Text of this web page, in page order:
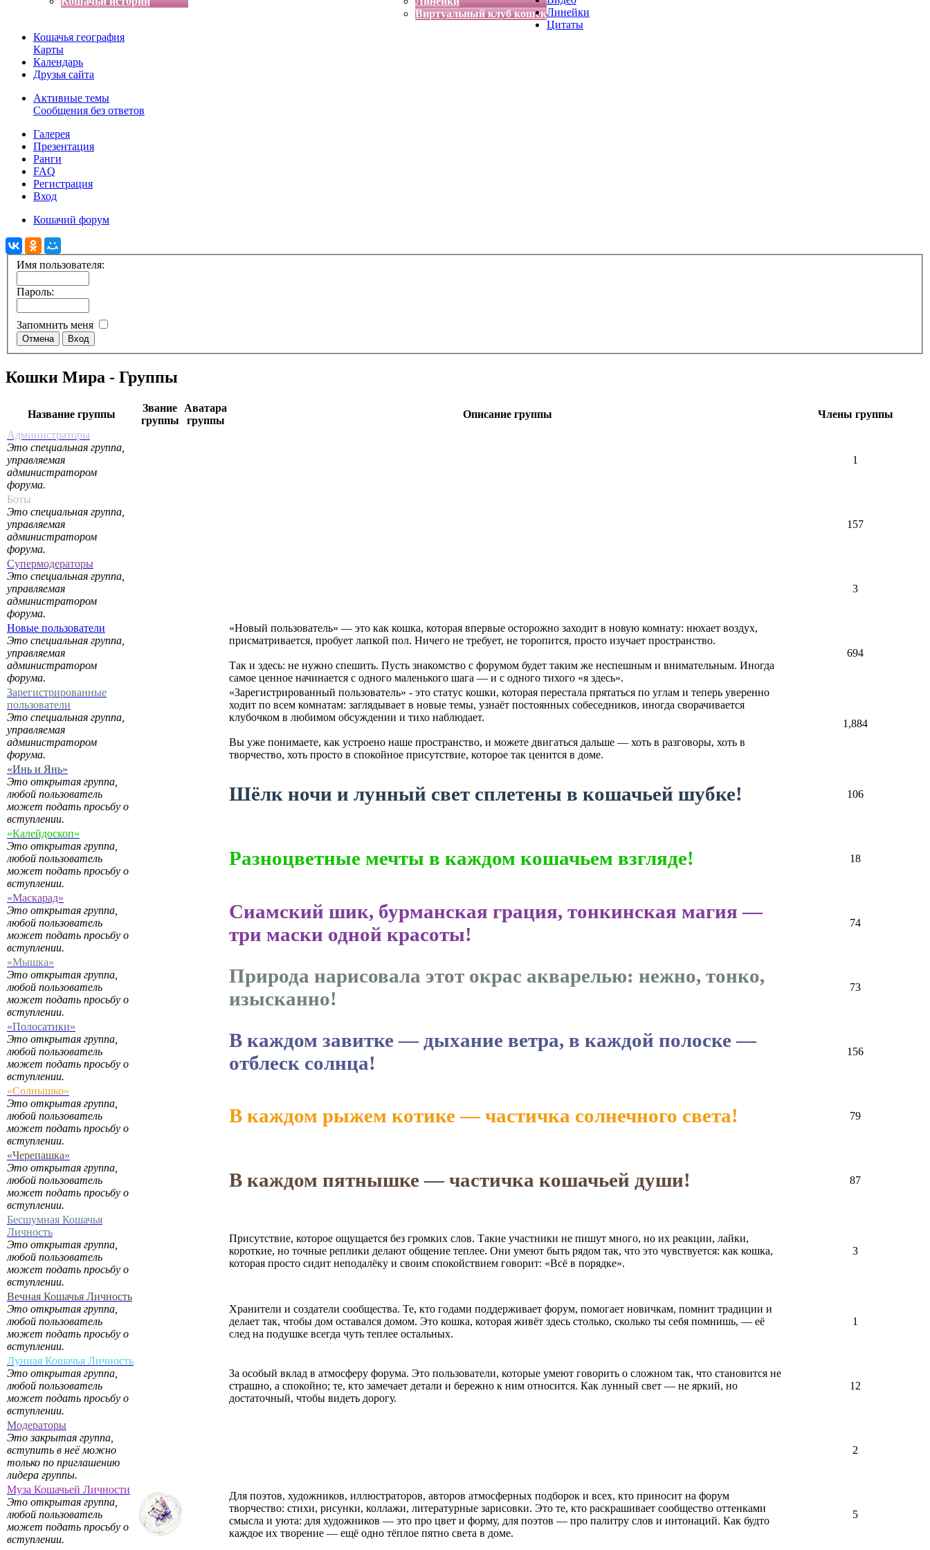
Виртуальный клуб кошекЛинейки
Цитаты
Кошачья география
Карты
Календарь
Друзья сайта
Активные темы
Сообщения без ответов
Галерея
Презентация
Ранги
FAQ
Регистрация
Вход
Кошачий форум
Имя пользователя:
Пароль:
Запомнить меня
Кошки Мира - Группы
Название группы
Звание
группы
Аватара
группы
Описание группы
Члены группы
Администраторы
Это специальная группа,
управляемая
администратором
форума.
1
Боты
Это специальная группа,
управляемая
администратором
форума.
157
Супермодераторы
Это специальная группа,
управляемая
администратором
форума.
3
Новые пользователи
Это специальная группа,
управляемая
администратором
форума.
«Новый пользователь» — это как кошка, которая впервые осторожно заходит в новую комнату: нюхает воздух,
присматривается, пробует лапкой пол. Ничего не требует, не торопится, просто изучает пространство.
Так и здесь: не нужно спешить. Пусть знакомство с форумом будет таким же неспешным и внимательным. Иногда
самое ценное начинается с одного маленького шага — и с одного тихого «я здесь».
694
Зарегистрированные
пользователи
Это специальная группа,
управляемая
администратором
форума.
«Зарегистрированный пользователь» - это статус кошки, которая перестала прятаться по углам и теперь уверенно
ходит по всем комнатам: заглядывает в новые темы, узнаёт постоянных собеседников, иногда сворачивается
клубочком в любимом обсуждении и тихо наблюдает.
Вы уже понимаете, как устроено наше пространство, и можете двигаться дальше — хоть в разговоры, хоть в
творчество, хоть просто в спокойное присутствие, которое так ценится в доме.
1,884
«Инь и Янь»
Это открытая группа,
любой пользователь
может подать просьбу о
вступлении.
Шёлк ночи и лунный свет сплетены в кошачьей шубке! 106
«Калейдоскоп»
Это открытая группа,
любой пользователь
может подать просьбу о
вступлении.
Разноцветные мечты в каждом кошачьем взгляде! 18
«Маскарад»
Это открытая группа,
любой пользователь
может подать просьбу о
вступлении.
Сиамский шик, бурманская грация, тонкинская магия —
три маски одной красоты!
74
«Мышка»
Это открытая группа,
любой пользователь
может подать просьбу о
вступлении.
Природа нарисовала этот окрас акварелью: нежно, тонко,
изысканно!
73
«Полосатики»
Это открытая группа,
любой пользователь
может подать просьбу о
вступлении.
В каждом завитке — дыхание ветра, в каждой полоске —
отблеск солнца!
156
«Солнышко»
Это открытая группа,
любой пользователь
может подать просьбу о
вступлении.
В каждом рыжем котике — частичка солнечного света! 79
«Черепашка»
Это открытая группа,
любой пользователь
может подать просьбу о
вступлении.
В каждом пятнышке — частичка кошачьей души! 87
Бесшумная Кошачья
Личность
Это открытая группа,
любой пользователь
может подать просьбу о
вступлении.
Присутствие, которое ощущается без громких слов. Такие участники не пишут много, но их реакции, лайки,
короткие, но точные реплики делают общение теплее. Они умеют быть рядом так, что это чувствуется: как кошка,
которая просто сидит неподалёку и своим спокойствием говорит: «Всё в порядке».
3
Вечная Кошачья Личность
Это открытая группа,
любой пользователь
может подать просьбу о
вступлении.
Хранители и создатели сообщества. Те, кто годами поддерживает форум, помогает новичкам, помнит традиции и
делает так, чтобы дом оставался домом. Это кошка, которая живёт здесь столько, сколько ты себя помнишь, — её
след на подушке всегда чуть теплее остальных.
1
Лунная Кошачья Личность
Это открытая группа,
любой пользователь
может подать просьбу о
вступлении.
За особый вклад в атмосферу форума. Это пользователи, которые умеют говорить о сложном так, что становится не
страшно, а спокойно; те, кто замечает детали и бережно к ним относится. Как лунный свет — не яркий, но
достаточный, чтобы видеть дорогу.
12
Модераторы
Это закрытая группа,
вступить в неё можно
только по приглашению
лидера группы.
2
Муза Кошачьей Личности
Это открытая группа,
любой пользователь
может подать просьбу о
вступлении.
Для поэтов, художников, иллюстраторов, авторов атмосферных подборок и всех, кто приносит на форум
творчество: стихи, рисунки, коллажи, литературные зарисовки. Это те, кто раскрашивает сообщество оттенками
смысла и уюта: для художников — это про цвет и форму, для поэтов — про палитру слов и интонаций. Как будто
каждое их творение — ещё одно тёплое пятно света в доме.
5